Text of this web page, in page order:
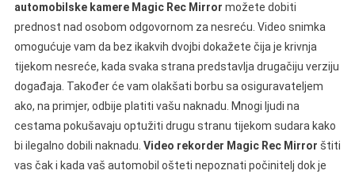
automobilske kamere Magic Rec Mirror možete dobiti
prednost nad osobom odgovornom za nesreću. Video snimka
omogućuje vam da bez ikakvih dvojbi dokažete čija je krivnja
tijekom nesreće, kada svaka strana predstavlja drugačiju verziju
događaja. Također će vam olakšati borbu sa osiguravateljem
ako, na primjer, odbije platiti vašu naknadu. Mnogi ljudi na
cestama pokušavaju optužiti drugu stranu tijekom sudara kako
bi ilegalno dobili naknadu. Video rekorder Magic Rec Mirror štiti
vas čak i kada vaš automobil ošteti nepoznati počinitelj dok je